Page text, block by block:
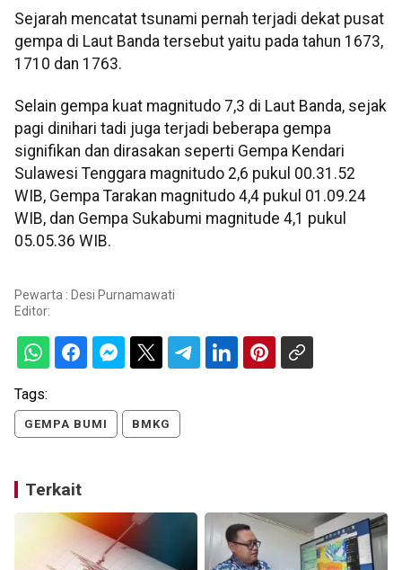
Sejarah mencatat tsunami pernah terjadi dekat pusat
gempa di Laut Banda tersebut yaitu pada tahun 1673,
1710 dan 1763.
Selain gempa kuat magnitudo 7,3 di Laut Banda, sejak
pagi dinihari tadi juga terjadi beberapa gempa
signifikan dan dirasakan seperti Gempa Kendari
Sulawesi Tenggara magnitudo 2,6 pukul 00.31.52
WIB, Gempa Tarakan magnitudo 4,4 pukul 01.09.24
WIB, dan Gempa Sukabumi magnitude 4,1 pukul
05.05.36 WIB.
Pewarta : Desi Purnamawati
Editor:
Tags:
GEMPA BUMI BMKG
Terkait